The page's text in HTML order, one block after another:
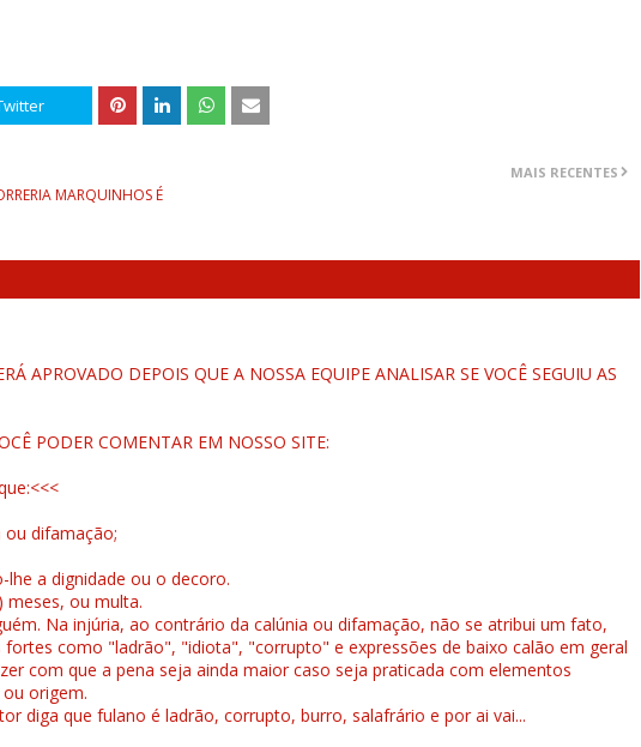
MAIS RECENTES
MARQUINHOS É
APROVADO DEPOIS QUE A NOSSA EQUIPE ANALISAR SE VOCÊ SEGUIU AS
PODER COMENTAR EM NOSSO SITE:
ou difamação;
a dignidade ou o decoro.
meses, ou multa.
Na injúria, ao contrário da calúnia ou difamação, não se atribui um fato,
fortes como "ladrão", "idiota", "corrupto" e expressões de baixo calão em geral
com que a pena seja ainda maior caso seja praticada com elementos
origem.
diga que fulano é ladrão, corrupto, burro, salafrário e por ai vai...